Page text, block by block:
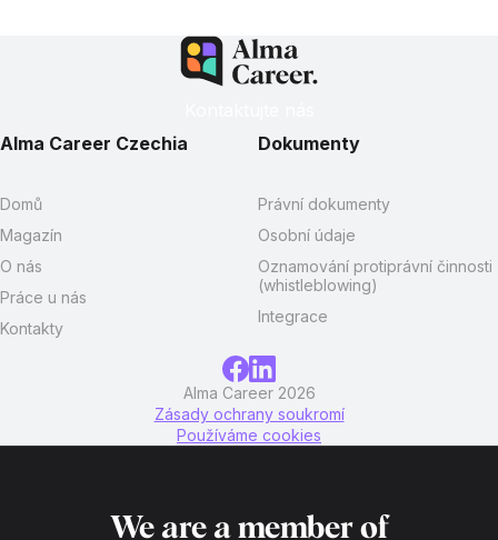
Alma Career Czechia
Domů
Magazín
O nás
Práce u nás
Kontakty
Dokumenty
Právní dokumenty
Osobní údaje
Oznamování protiprávní činnosti
(whistleblowing)
Integrace
Alma Career 2026
Zásady ochrany soukromí
Používáme cookies
We are a member of